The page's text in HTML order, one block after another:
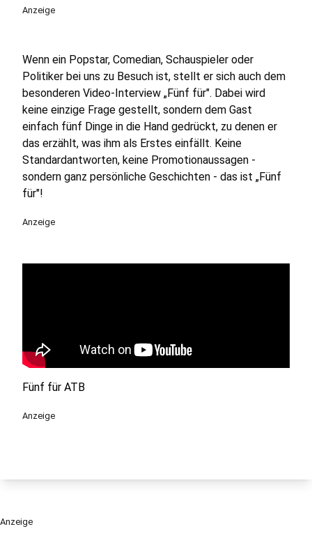
Anzeige
Wenn ein Popstar, Comedian, Schauspieler oder
Politiker bei uns zu Besuch ist, stellt er sich auch dem
besonderen Video-Interview „Fünf für". Dabei wird
keine einzige Frage gestellt, sondern dem Gast
einfach fünf Dinge in die Hand gedrückt, zu denen er
das erzählt, was ihm als Erstes einfällt. Keine
Standardantworten, keine Promotionaussagen -
sondern ganz persönliche Geschichten - das ist „Fünf
für"!
Anzeige
Fünf für ATB
Anzeige
Anzeige